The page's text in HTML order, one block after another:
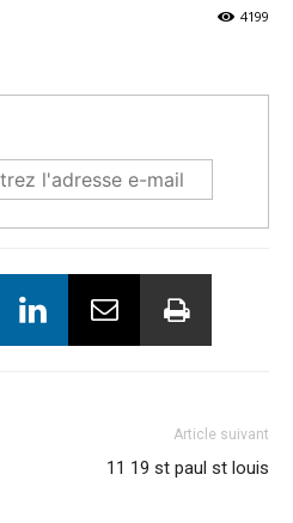
4199
Article suivant
11 19 st paul st louis